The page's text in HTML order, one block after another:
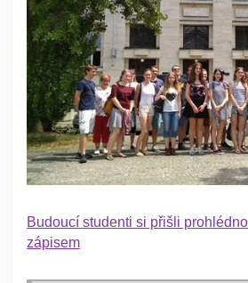
Budoucí studenti si přišli
zápisem